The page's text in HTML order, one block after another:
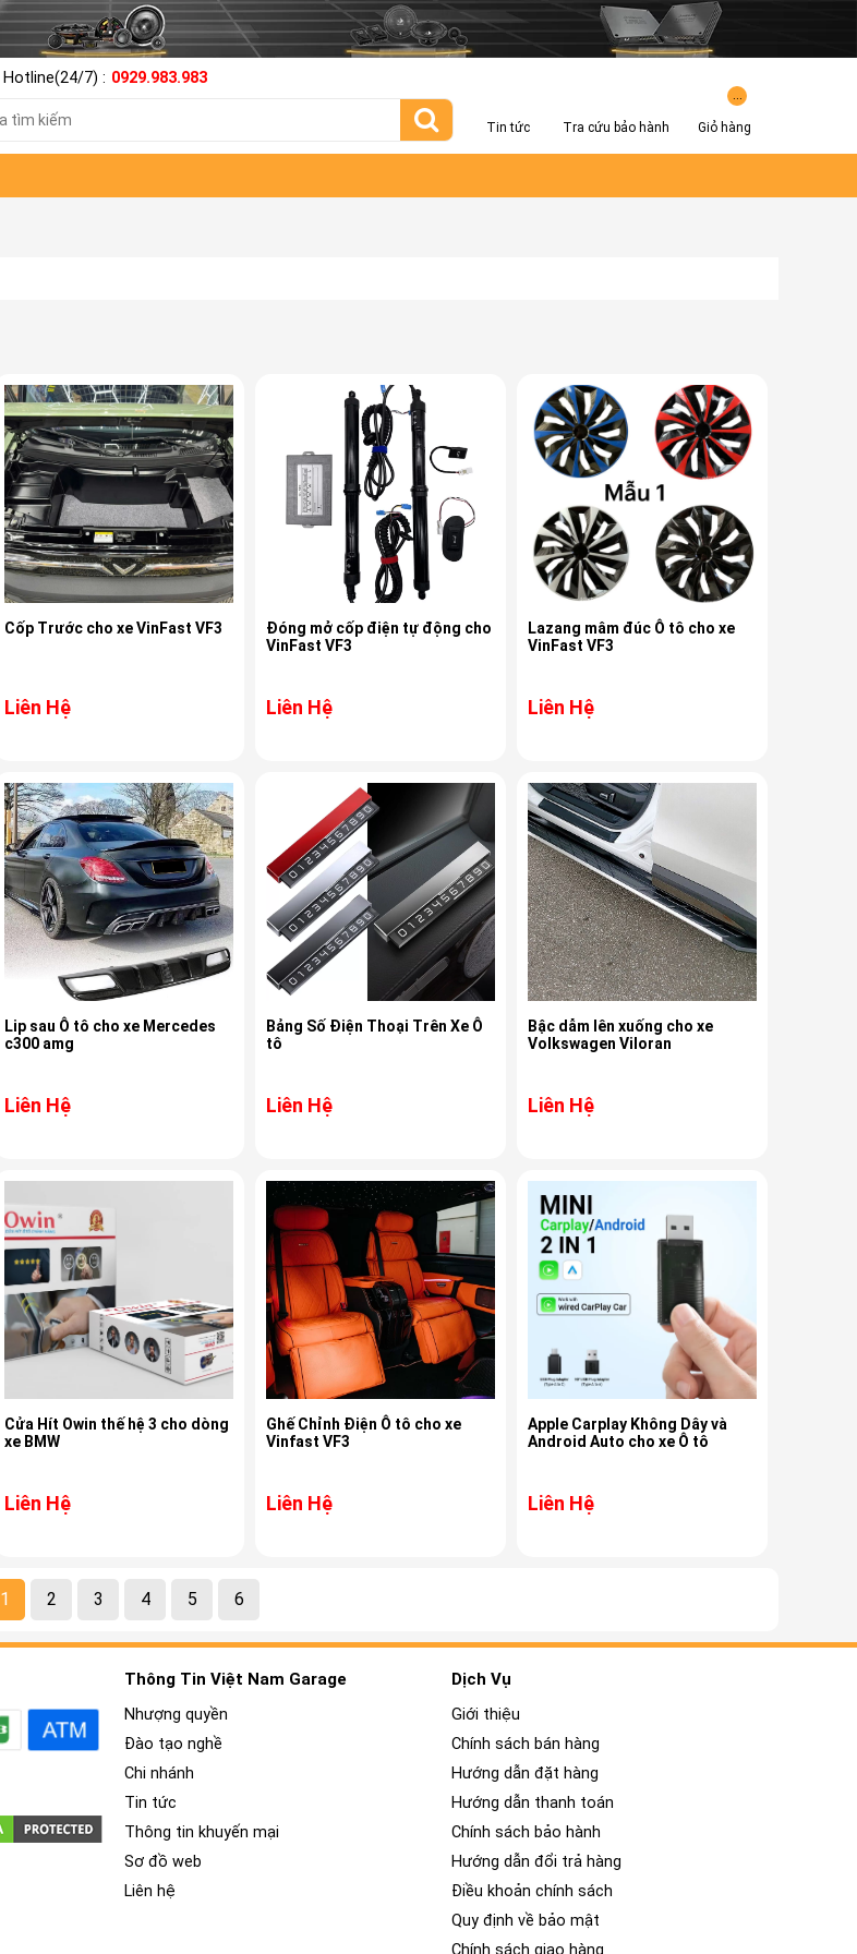
Hotline(24/7) : 0929.983.983
Tin tức Tra cứu bảo hành Giỏ hàng
Cốp Trước cho xe VinFast VF3
Liên Hệ
Đóng mở cốp điện tự động cho
VinFast VF3
Liên Hệ
Lazang mâm đúc Ô tô cho xe
VinFast VF3
Liên Hệ
Lip sau Ô tô cho xe Mercedes
c300 amg
Liên Hệ
Bảng Số Điện Thoại Trên Xe Ô
tô
Liên Hệ
Bậc dẫm lên xuống cho xe
Volkswagen Viloran
Liên Hệ
Cửa Hít Owin thế hệ 3 cho dòng
xe BMW
Liên Hệ
Ghế Chỉnh Điện Ô tô cho xe
Vinfast VF3
Liên Hệ
Apple Carplay Không Dây và
Android Auto cho xe Ô tô
Liên Hệ
1 2 3 4 5 6
Thông Tin Việt Nam Garage
Nhượng quyền
Đào tạo nghề
Chi nhánh
Tin tức
Thông tin khuyến mại
Sơ đồ web
Liên hệ
Dịch Vụ
Giới thiệu
Chính sách bán hàng
Hướng dẫn đặt hàng
Hướng dẫn thanh toán
Chính sách bảo hành
Hướng dẫn đổi trả hàng
Điều khoản chính sách
Quy định về bảo mật
Chính sách giao hàng